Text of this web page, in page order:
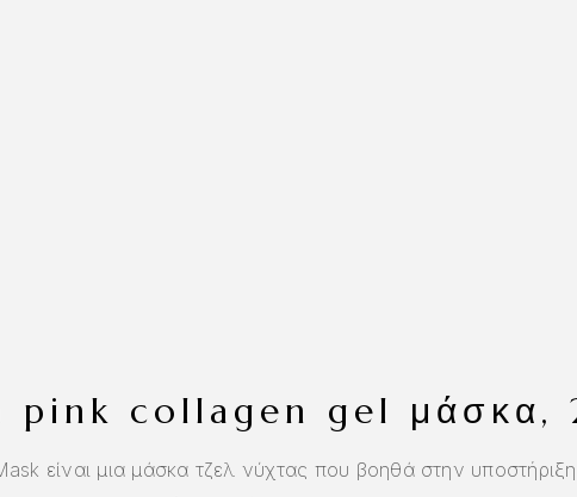
pink collagen gel μάσκα,
είναι μια μάσκα τζελ νύχτας που βοηθά στην